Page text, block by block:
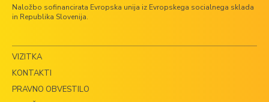
Naložbo sofinancirata Evropska unija iz Evropskega socialnega sklada
in Republika Slovenija.
VIZITKA
KONTAKTI
PRAVNO OBVESTILO